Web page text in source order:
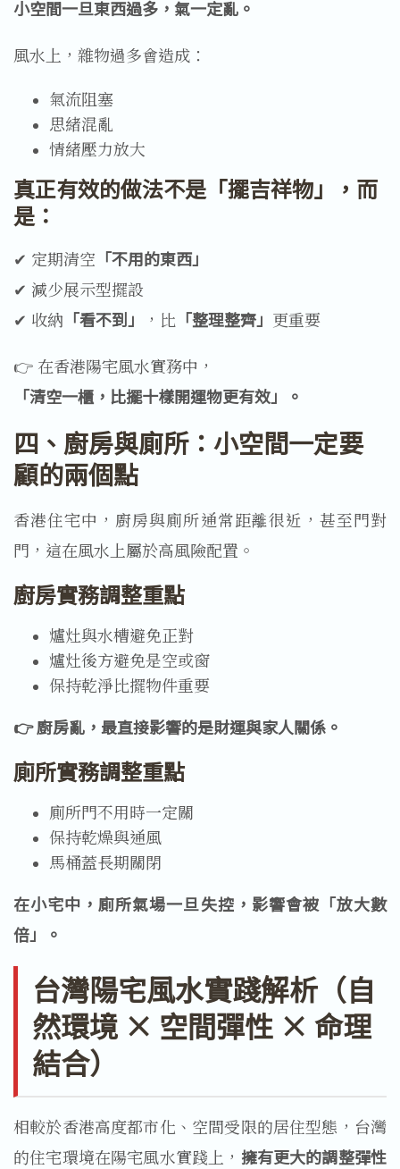
小空間一旦東西過多，氣一定亂。
風水上，雜物過多會造成：
氣流阻塞
思緒混亂
情緒壓力放大
真正有效的做法不是「擺吉祥物」，而
是：
✔ 定期清空 「不用的東西」
✔ 減少展示型擺設
✔ 收納 「看不到」 ，比 「整理整齊」 更重要
👉 在香港陽宅風水實務中，
「清空一櫃，比擺十樣開運物更有效」。
四、廚房與廁所：小空間一定要
顧的兩個點
香港住宅中，廚房與廁所通常距離很近，甚至門對
門，這在風水上屬於高風險配置。
廚房實務調整重點
爐灶與水槽避免正對
爐灶後方避免是空或窗
保持乾淨比擺物件重要
👉 廚房亂，最直接影響的是財運與家人關係。
廁所實務調整重點
廁所門不用時一定關
保持乾燥與通風
馬桶蓋長期關閉
在小宅中，廁所氣場一旦失控，影響會被「放大數
倍」。
台灣陽宅風水實踐解析（自
然環境 × 空間彈性 × 命理
結合）
相較於香港高度都市化、空間受限的居住型態，台灣
的住宅環境在陽宅風水實踐上， 擁有更大的調整彈性